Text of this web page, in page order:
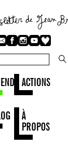
ACTIONS
À
PROPOS